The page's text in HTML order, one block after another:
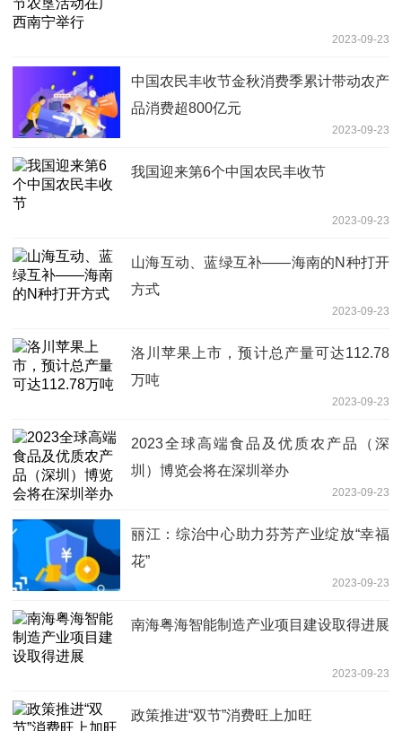
2023-09-23
中国农民丰收节金秋消费季累计带动农产
品消费超800亿元
2023-09-23
我国迎来第6个中国农民丰收节
2023-09-23
山海互动、蓝绿互补——海南的N种打开
方式
2023-09-23
洛川苹果上市，预计总产量可达112.78
万吨
2023-09-23
2023全球高端食品及优质农产品（深
圳）博览会将在深圳举办
2023-09-23
丽江：综治中心助力芬芳产业绽放“幸福
花”
2023-09-23
南海粤海智能制造产业项目建设取得进展
2023-09-23
政策推进“双节”消费旺上加旺